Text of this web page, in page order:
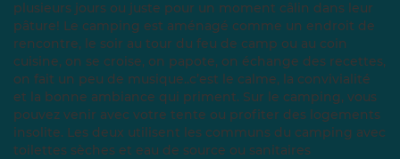
plusieurs jours ou juste pour un moment câlin dans leur
pâture! Le camping est aménagé comme un endroit de
rencontre, le soir au tour du feu de camp ou au coin
cuisine, on se croise, on papote, on échange des recettes,
on fait un peu de musique..c’est le calme, la convivialité
et la bonne ambiance qui priment. Sur le camping, vous
pouvez venir avec votre tente ou profiter des logements
insolite. Les deux utilisent les communs du camping avec
toilettes sèches et eau de source ou sanitaires